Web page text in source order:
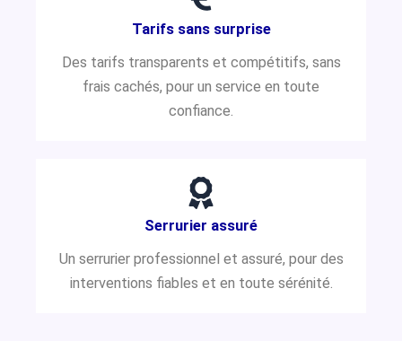
Tarifs sans surprise
Des tarifs transparents et compétitifs, sans
frais cachés, pour un service en toute
confiance.
Serrurier assuré
Un serrurier professionnel et assuré, pour des
interventions fiables et en toute sérénité.